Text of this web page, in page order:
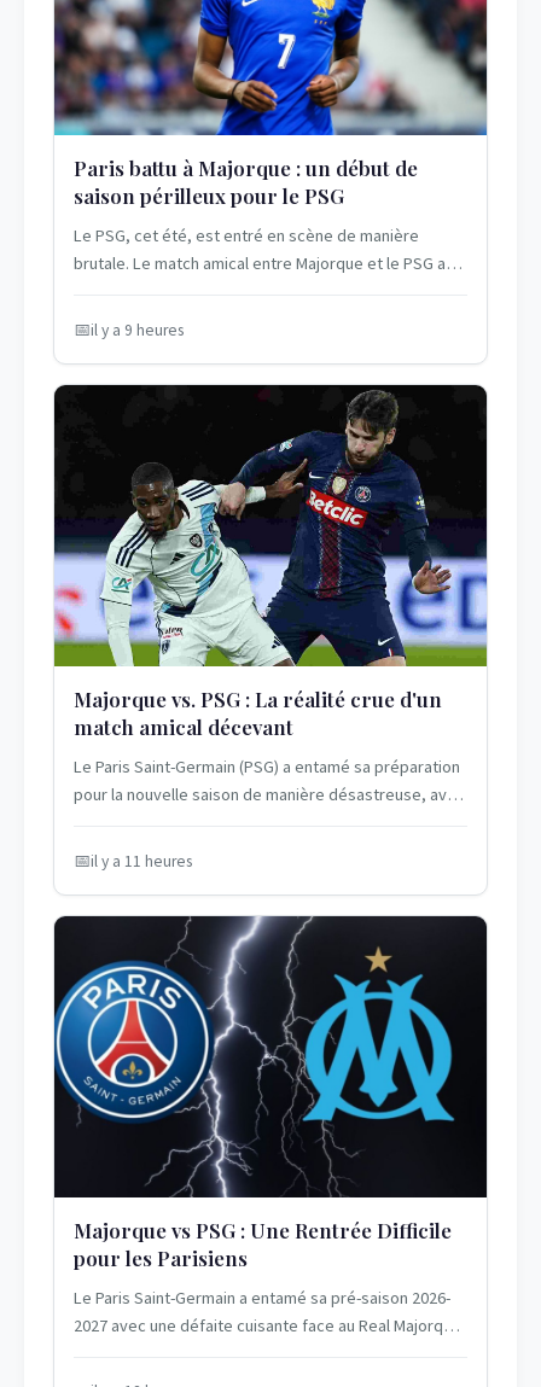
Paris battu à Majorque : un début de
saison périlleux pour le PSG
Le PSG, cet été, est entré en scène de manière
brutale. Le match amical entre Majorque et le PSG a
il y a 9 heures
Majorque vs. PSG : La réalité crue d'un
match amical décevant
Le Paris Saint-Germain (PSG) a entamé sa préparation
pour la nouvelle saison de manière désastreuse, avec
il y a 11 heures
Majorque vs PSG : Une Rentrée Difficile
pour les Parisiens
Le Paris Saint-Germain a entamé sa pré-saison 2026-
2027 avec une défaite cuisante face au Real Majorque.